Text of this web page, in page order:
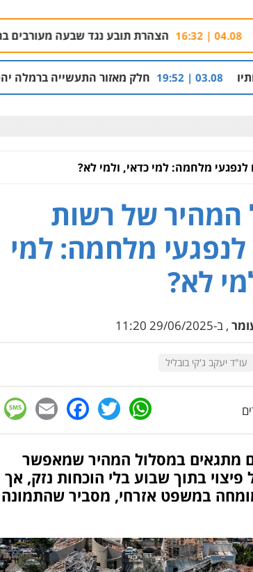
תובע נגד שבעה מעורבים בתיק רצח בניהו רזי
חלק מאזור התעשייה ברמלה יהפוך למתחם מגורים עם 1,700
מלחמה: למי כדאי, ולמי לא?
המהיר של רשות
לנפגעי מלחמה: למי
לא?
, ב-29/06/2025 11:20
עו"ד יעקב ג'קי בובליל
WhatsApp
Twitter
מתגאים במסלול המהיר שמאפשר
פיצוי בתוך שבוע בלי הוכחות נזק,
במשפט אזרחי, מסביר שהתמונה